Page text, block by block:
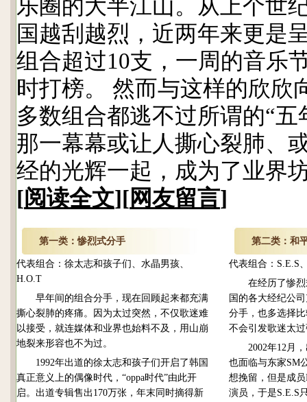
乐圈的大半江山。从上个世
国越刮越烈，近两年来更是
组合超过10支，一周的音乐
时打榜。 然而与这样的欣欣
多数组合都逃不过所谓的“
那一幕幕或让人撕心裂肺、
经的光辉一起，成为了业
[阅读全文][网友留言]
第一类：惨烈式分手
代表组合：徐太志和孩子们、水晶男孩、
H.O.T
早年间的组合分手，现在回顾起来都充满
撕心裂肺的疼痛。因为太过突然，不仅歌迷难
以接受，就连媒体和业界也始料不及，用山崩
地裂来形容也不为过。
1992年出道的徐太志和孩子们开启了韩国
真正意义上的偶像时代，“oppa时代”由此开
启。出道专辑售出170万张，年末同时摘得新
第二类： 和
代表组合：S.E.S
在经历了惨烈
国的各大经纪公
分手，也多选择
不会引发歌迷太
2002年12月，
也面临与东家SM
想挽留，但是成
演员，于是S.E.S